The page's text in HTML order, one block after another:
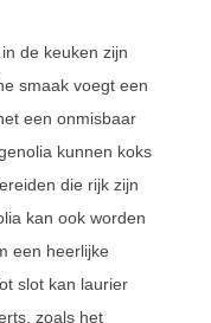
de keuken zijn
smaak voegt een
een onmisbaar
kunnen koks
die rijk zijn
kan ook worden
een heerlijke
slot kan laurier
zoals het